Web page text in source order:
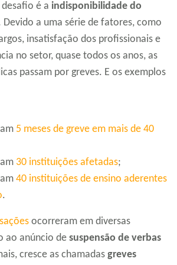
é a indisponibilidade do
Devido a uma série de fatores, como
insatisfação dos profissionais e
no setor, quase todos os anos, as
passam por greves. E os exemplos
5 meses de greve em mais de 40
30 instituições afetadas;
40 instituições de ensino aderentes
.
ocorreram em diversas
ao anúncio de suspensão de verbas
cresce as chamadas greves